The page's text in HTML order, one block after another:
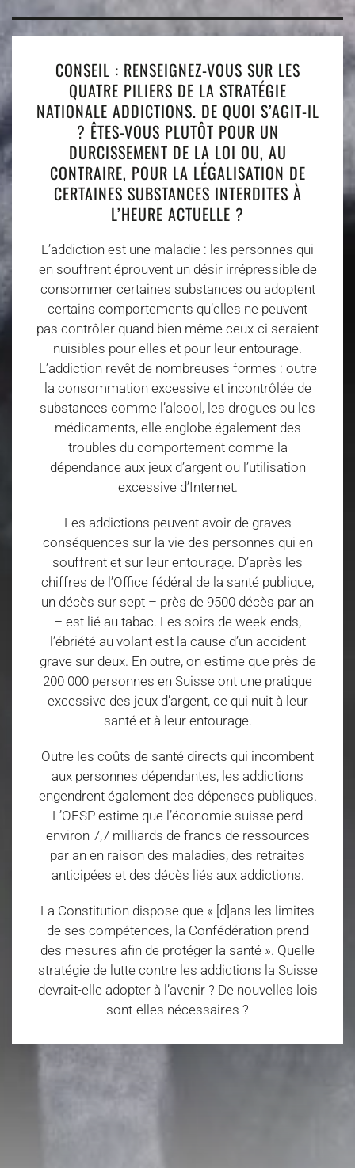
CONSEIL : RENSEIGNEZ-VOUS SUR LES
QUATRE PILIERS DE LA STRATÉGIE
NATIONALE ADDICTIONS. DE QUOI S’AGIT-IL
? ÊTES-VOUS PLUTÔT POUR UN
DURCISSEMENT DE LA LOI OU, AU
CONTRAIRE, POUR LA LÉGALISATION DE
CERTAINES SUBSTANCES INTERDITES À
L’HEURE ACTUELLE ?
L’addiction est une maladie : les personnes qui
en souffrent éprouvent un désir irrépressible de
consommer certaines substances ou adoptent
certains comportements qu’elles ne peuvent
pas contrôler quand bien même ceux-ci seraient
nuisibles pour elles et pour leur entourage.
L’addiction revêt de nombreuses formes : outre
la consommation excessive et incontrôlée de
substances comme l’alcool, les drogues ou les
médicaments, elle englobe également des
troubles du comportement comme la
dépendance aux jeux d’argent ou l’utilisation
excessive d’Internet.
Les addictions peuvent avoir de graves
conséquences sur la vie des personnes qui en
souffrent et sur leur entourage. D’après les
chiffres de l’Office fédéral de la santé publique,
un décès sur sept – près de 9500 décès par an
– est lié au tabac. Les soirs de week-ends,
l’ébriété au volant est la cause d’un accident
grave sur deux. En outre, on estime que près de
200 000 personnes en Suisse ont une pratique
excessive des jeux d’argent, ce qui nuit à leur
santé et à leur entourage.
Outre les coûts de santé directs qui incombent
aux personnes dépendantes, les addictions
engendrent également des dépenses publiques.
L’OFSP estime que l’économie suisse perd
environ 7,7 milliards de francs de ressources
par an en raison des maladies, des retraites
anticipées et des décès liés aux addictions.
La Constitution dispose que « [d]ans les limites
de ses compétences, la Confédération prend
des mesures afin de protéger la santé ». Quelle
stratégie de lutte contre les addictions la Suisse
devrait-elle adopter à l’avenir ? De nouvelles lois
sont-elles nécessaires ?